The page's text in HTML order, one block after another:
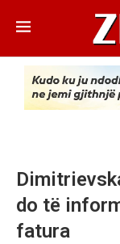
do të
fatura